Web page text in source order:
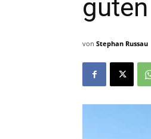
von Stephan Russau